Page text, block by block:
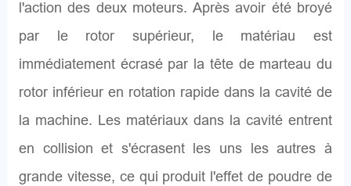
l'action des deux moteurs. Après avoir été broyé
par le rotor supérieur, le matériau est
immédiatement écrasé par la tête de marteau du
rotor inférieur en rotation rapide dans la cavité de
la machine. Les matériaux dans la cavité entrent
en collision et s'écrasent les uns les autres à
grande vitesse, ce qui produit l'effet de poudre de